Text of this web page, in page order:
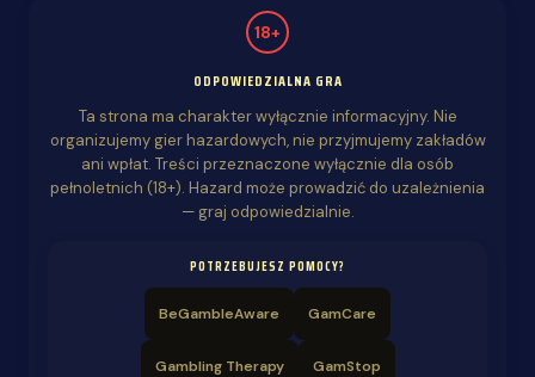
18+
ODPOWIEDZIALNA GRA
Ta strona ma charakter wyłącznie informacyjny. Nie
organizujemy gier hazardowych, nie przyjmujemy zakładów
ani wpłat. Treści przeznaczone wyłącznie dla osób
pełnoletnich (18+). Hazard może prowadzić do uzależnienia
— graj odpowiedzialnie.
POTRZEBUJESZ POMOCY?
BeGambleAware GamCare
Gambling Therapy GamStop